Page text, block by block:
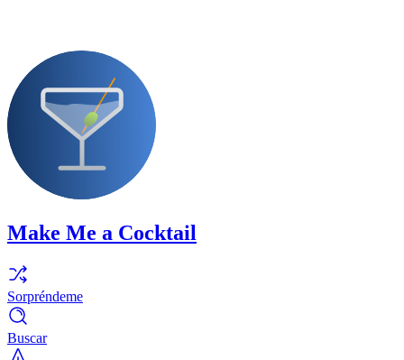
Make Me a Cocktail
Sorpréndeme
Buscar